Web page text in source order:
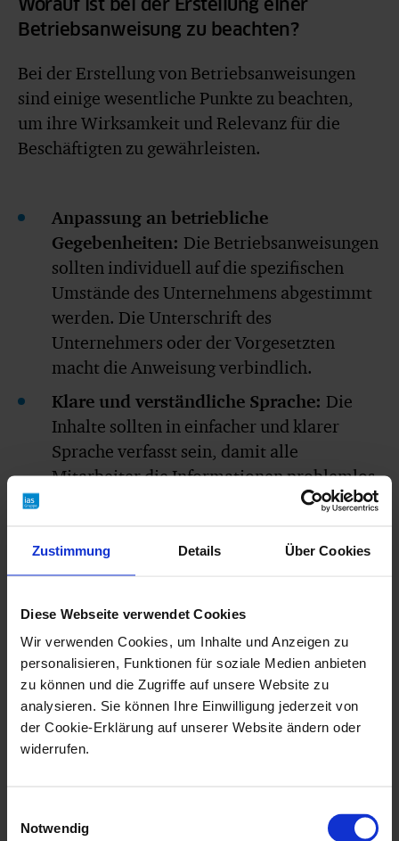
Zustimmung Details Über Cookies
Diese Webseite verwendet Cookies
Wir verwenden Cookies, um Inhalte und Anzeigen zu
personalisieren, Funktionen für soziale Medien anbieten
zu können und die Zugriffe auf unsere Website zu
analysieren. Sie können Ihre Einwilligung jederzeit von
der Cookie-Erklärung auf unserer Website ändern oder
widerrufen.
Notwendig
Worauf ist bei der Erstellung einer
Betriebsanweisung zu beachten?
Bei der Erstellung von Betriebsanweisungen
sind einige wesentliche Punkte zu beachten,
um ihre Wirksamkeit und Relevanz für die
Beschäftigten zu gewährleisten.
Anpassung an betriebliche
Gegebenheiten: Die Betriebsanweisungen
sollten individuell auf die spezifischen
Umstände des Unternehmens abgestimmt
werden. Die Unterschrift des
Unternehmers oder der Vorgesetzten
macht die Anweisung verbindlich.
Klare und verständliche Sprache: Die
Inhalte sollten in einfacher und klarer
Sprache verfasst sein, damit alle
Mitarbeiter die Informationen problemlos
verstehen können. Dabei ist es wichtig, die
berücksichtigen.
gewährleisten:Betriebsanweisungen
sollten an geeigneten Stellen im Betrieb
ausgelegt oder ausgehängt werden, damit
Mitarbeiter jederzeit darauf zugreifen
können.
Einheitliche Gestaltung:
Maschinen, Orange für
und